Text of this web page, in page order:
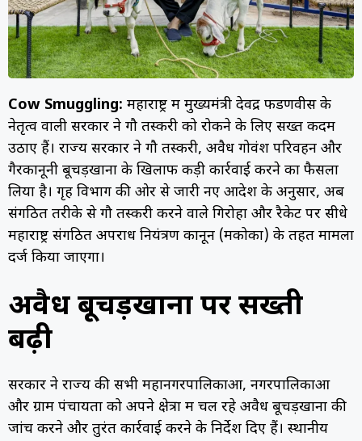
Cow Smuggling: महाराष्ट्र में मुख्यमंत्री देवेंद्र फडणवीस के
नेतृत्व वाली सरकार ने गौ तस्करी को रोकने के लिए सख्त कदम
उठाए हैं। राज्य सरकार ने गौ तस्करी, अवैध गोवंश परिवहन और
गैरकानूनी बूचड़खानों के खिलाफ कड़ी कार्रवाई करने का फैसला
लिया है। गृह विभाग की ओर से जारी नए आदेश के अनुसार, अब
संगठित तरीके से गौ तस्करी करने वाले गिरोहों और रैकेट पर सीधे
महाराष्ट्र संगठित अपराध नियंत्रण कानून (मकोका) के तहत मामला
दर्ज किया जाएगा।
अवैध बूचड़खानों पर सख्ती
बढ़ी
सरकार ने राज्य की सभी महानगरपालिकाओं, नगरपालिकाओं
और ग्राम पंचायतों को अपने क्षेत्रों में चल रहे अवैध बूचड़खानों की
जांच करने और तुरंत कार्रवाई करने के निर्देश दिए हैं। स्थानीय